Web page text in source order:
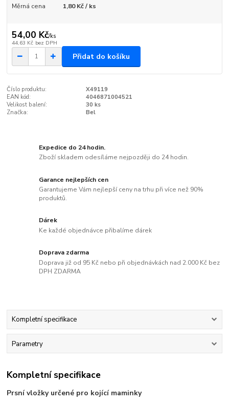
Měrná cena
1,80 Kč / ks
54,00 Kč/ks
44,63 Kč bez DPH
Přidat do košíku
Číslo produktu:
X49119
EAN kód:
4046871004521
Velikost balení:
30 ks
Značka:
Bel
Expedice do 24 hodin.
Zboží skladem odesíláme nejpozději do 24 hodin.
Garance nejlepších cen
Garantujeme Vám nejlepší ceny na trhu při více než 90%
produktů.
Dárek
Ke každé objednávce přibalíme dárek
Doprava zdarma
Doprava již od 95 Kč nebo při objednávkách nad 2.000 Kč bez
DPH ZDARMA
Kompletní specifikace
Parametry
Kompletní specifikace
Prsní vložky určené pro kojící maminky